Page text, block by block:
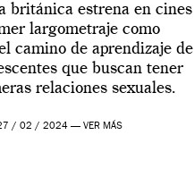
británica estrena en cines
largometraje como
camino de aprendizaje de
que buscan tener
relaciones sexuales.
/ 02 / 2024 — VER MÁS